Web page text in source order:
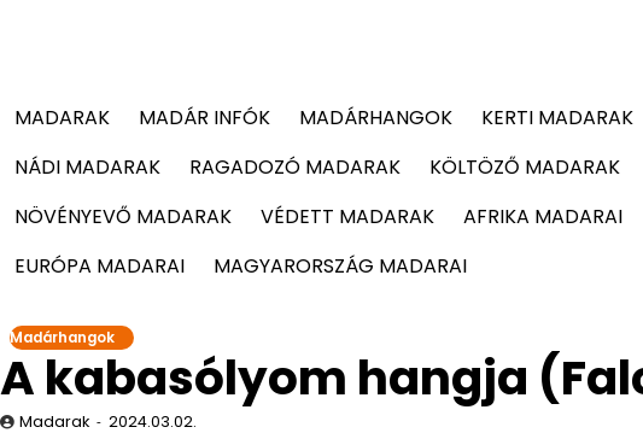
MADARAK MADÁR INFÓK MADÁRHANGOK KERTI MADARAK
NÁDI MADARAK
RAGADOZÓ MADARAK KÖLTÖZŐ MADARAK
NÖVÉNYEVŐ MADARAK
VÉDETT MADARAK AFRIKA MADARAI
EURÓPA MADARAI
MAGYARORSZÁG MADARAI
Madárhangok
A kabasólyom hangja
Madarak 2024.03.02.